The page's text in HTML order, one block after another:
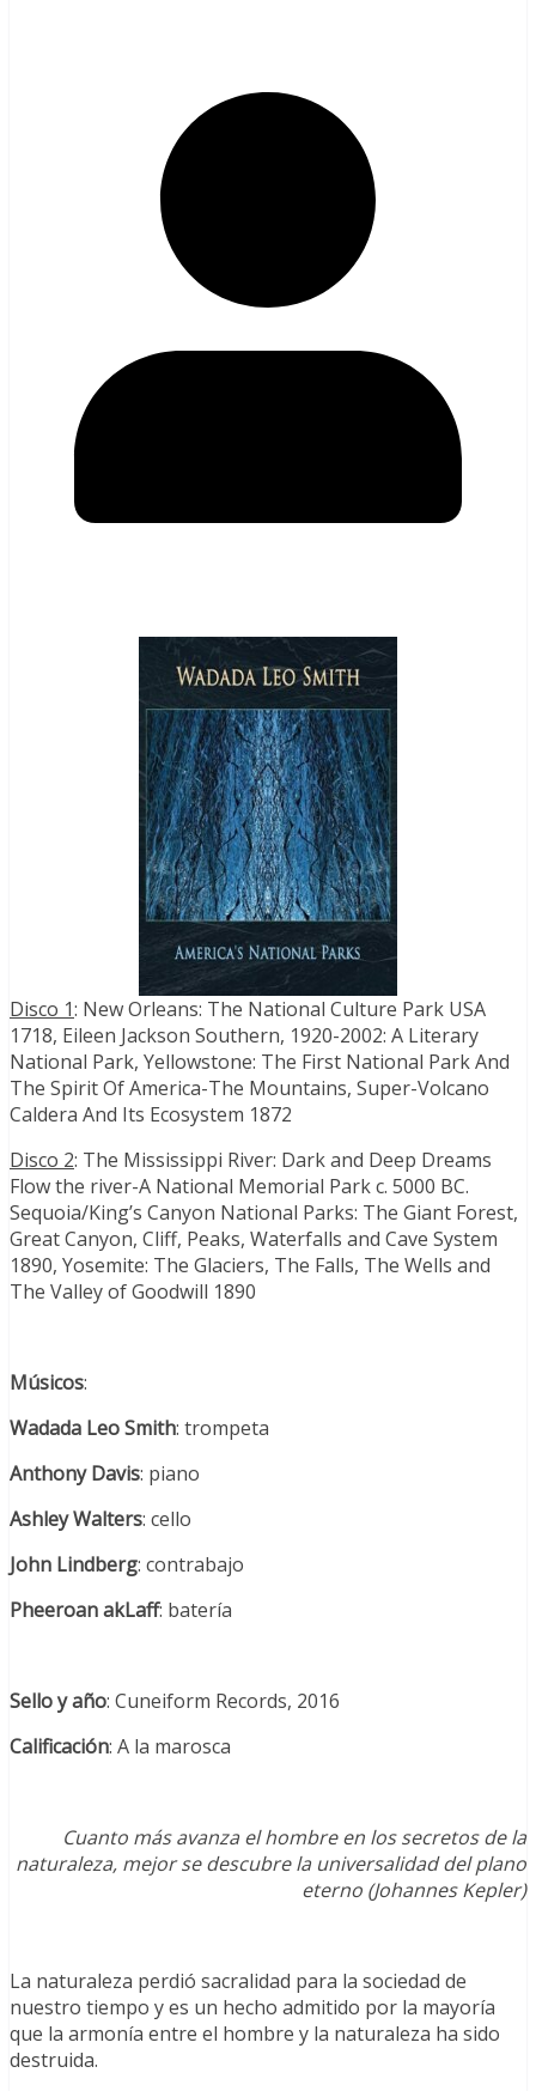
Disco 1: New Orleans: The National Culture Park USA
1718, Eileen Jackson Southern, 1920-2002: A Literary
National Park, Yellowstone: The First National Park And
The Spirit Of America-The Mountains, Super-Volcano
Caldera And Its Ecosystem 1872
Disco 2: The Mississippi River: Dark and Deep Dreams
Flow the river-A National Memorial Park c. 5000 BC.
Sequoia/King’s Canyon National Parks: The Giant Forest,
Great Canyon, Cliff, Peaks, Waterfalls and Cave System
1890, Yosemite: The Glaciers, The Falls, The Wells and
The Valley of Goodwill 1890
Músicos:
Wadada Leo Smith: trompeta
Anthony Davis: piano
Ashley Walters: cello
John Lindberg: contrabajo
Pheeroan akLaff: batería
Sello y año: Cuneiform Records, 2016
Calificación: A la marosca
Cuanto más avanza el hombre en los secretos de la
naturaleza, mejor se descubre la universalidad del plano
eterno (Johannes Kepler)
La naturaleza perdió sacralidad para la sociedad de
nuestro tiempo y es un hecho admitido por la mayoría
que la armonía entre el hombre y la naturaleza ha sido
destruida.